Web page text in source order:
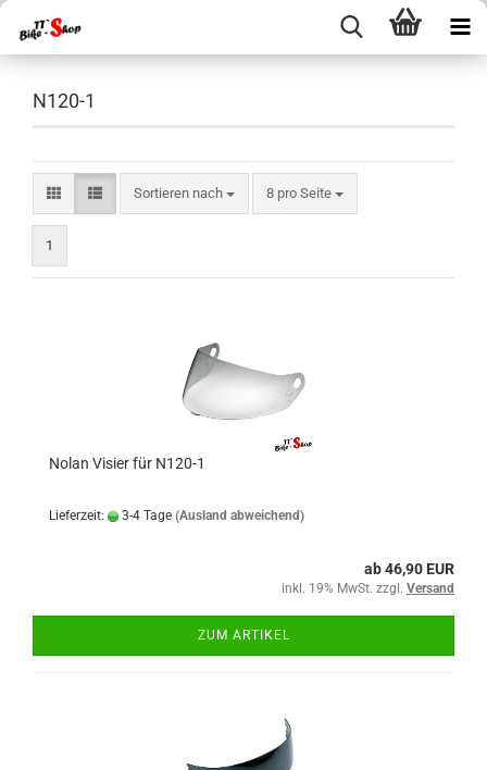
N120-1
Sortieren nach
Sortieren nach 8 pro Seite
pro Seite
1
Nolan Visier für N120-1
Lieferzeit: 3-4 Tage (Ausland abweichend)
ab 46,90 EUR
inkl. 19% MwSt. zzgl. Versand
ZUM ARTIKEL